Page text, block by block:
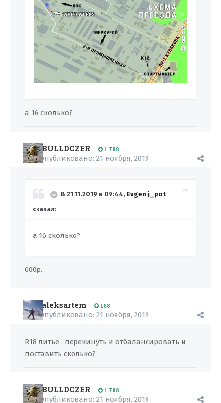
а 16 сколько?
BULLDOZER 1 788
Опубликовано: 21 ноября, 2019
В 21.11.2019 в 09:44, Evgenij_pot
сказал:
а 16 сколько?
600р.
aleksartem 168
Опубликовано: 21 ноября, 2019
R18 литье , перекинуть и отбалансировать и
поставить сколько?
BULLDOZER 1 788
Опубликовано: 21 ноября, 2019